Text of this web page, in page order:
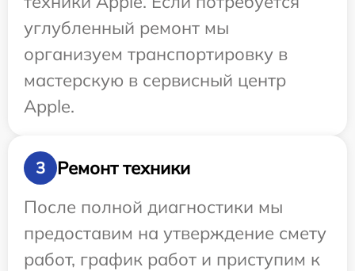
углубленный ремонт мы
организуем транспортировку в
мастерскую в сервисный центр
Apple.
3
Ремонт техники
После полной диагностики мы
предоставим на утверждение смету
работ, график работ и приступим к